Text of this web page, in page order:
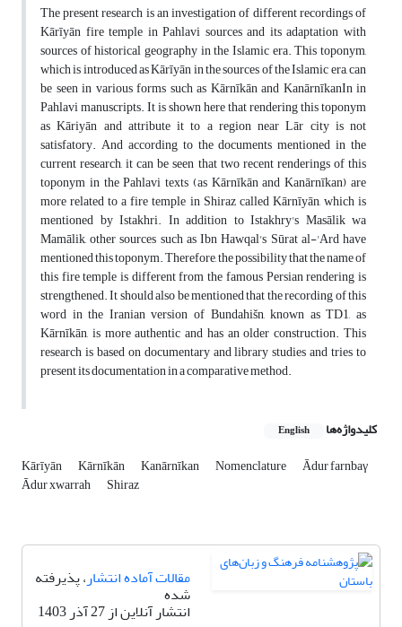
The present research is an investigation of different recordings of
Kārīyān fire temple in Pahlavi sources and its adaptation with
sources of historical geography in the Islamic era. This toponym,
which is introduced as Kārīyān in the sources of the Islamic era, can
be seen in various forms such as Kārnīkān and KanārnīkanIn in
Pahlavi manuscripts. It is shown here that rendering this toponym
as Kāriyān and attribute it to a region near Lār city is not
satisfatory. And according to the documents mentioned in the
current research, it can be seen that two recent renderings of this
toponym in the Pahlavi texts (as Kārnīkān and Kanārnīkan) are
more related to a fire temple in Shiraz called Kārnīyān, which is
mentioned by Istakhri. In addition to Istakhry's Masālik wa
Mamālik, other sources such as Ibn Hawqal's Sūrat al-'Ard have
mentioned this toponym. Therefore, the possibility that the name of
this fire temple is different from the famous Persian rendering is
strengthened. It should also be mentioned that the recording of this
word in the Iranian version of Bundahišn, known as TD1, as
Kārnīkān, is more authentic and has an older construction. This
research is based on documentary and library studies and tries to
present its documentation in a comparative method.
کلیدواژه‌ها English
Kārīyān Kārnīkān Kanārnīkan Nomenclature Ādur farnbaγ
Ādur xwarrah Shiraz
مقالات آماده انتشار، پذیرفته
شده
انتشار آنلاین از 27 آذر 1403